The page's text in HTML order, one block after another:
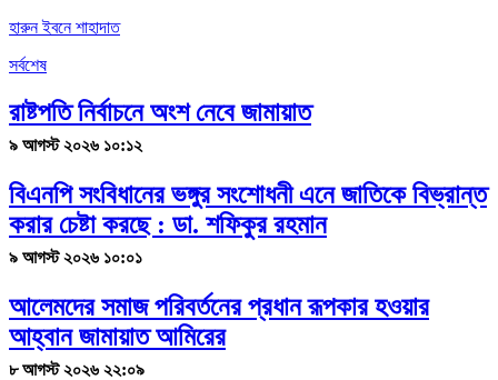
হারুন ইবনে শাহাদাত
সর্বশেষ
রাষ্টপতি নির্বাচনে অংশ নেবে জামায়াত
৯ আগস্ট ২০২৬ ১০:১২
বিএনপি সংবিধানের ভঙ্গুর সংশোধনী এনে জাতিকে বিভ্রান্ত
করার চেষ্টা করছে : ডা. শফিকুর রহমান
৯ আগস্ট ২০২৬ ১০:০১
আলেমদের সমাজ পরিবর্তনের প্রধান রূপকার হওয়ার
আহ্বান জামায়াত আমিরের
৮ আগস্ট ২০২৬ ২২:০৯